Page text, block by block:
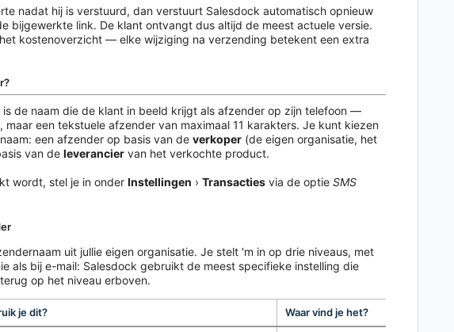
nadat hij is verstuurd, dan verstuurt Salesdock automatisch opnieuw
bijgewerkte link. De klant ontvangt dus altijd de meest actuele versie.
kostenoverzicht — elke wijziging na verzending betekent een extra
is de naam die de klant in beeld krijgt als afzender op zijn telefoon —
maar een tekstuele afzender van maximaal 11 karakters. Je kunt kiezen
een afzender op basis van de verkoper (de eigen organisatie, het
van de leverancier van het verkochte product.
wordt, stel je in onder Instellingen › Transacties via de optie SMS
uit jullie eigen organisatie. Je stelt 'm in op drie niveaus, met
als bij e-mail: Salesdock gebruikt de meest specifieke instelling die
op het niveau erboven.
je dit? Waar vind je het?